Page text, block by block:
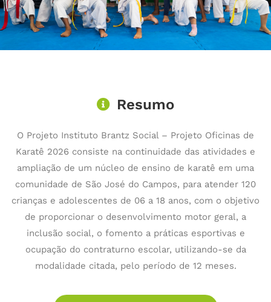
Resumo
O Projeto Instituto Brantz Social – Projeto Oficinas de
Karatê 2026 consiste na continuidade das atividades e
ampliação de um núcleo de ensino de karatê em uma
comunidade de São José do Campos, para atender 120
crianças e adolescentes de 06 a 18 anos, com o objetivo
de proporcionar o desenvolvimento motor geral, a
inclusão social, o fomento a práticas esportivas e
ocupação do contraturno escolar, utilizando-se da
modalidade citada, pelo período de 12 meses.